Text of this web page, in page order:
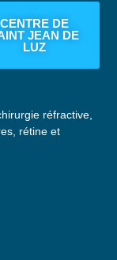
CENTRE DE
JEAN DE
LUZ
réfractive,
rétine et